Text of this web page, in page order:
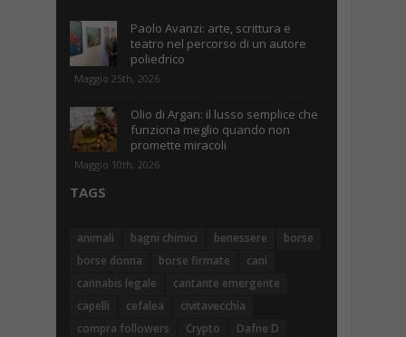
Paolo Avanzi: arte, scrittura e
teatro nel percorso di un autore
poliedrico
Maggio 25th, 2026
Olio di Argan: il lusso semplice che
funziona meglio quando non
promette miracoli
Maggio 10th, 2026
TAGS
animali bagni chimici benessere
borse
borse donna
borse firmate
cani
cannabis legale
cantante emergente
capelli
cefalea
civitavecchia
compra followers
Crypto
Dafne D